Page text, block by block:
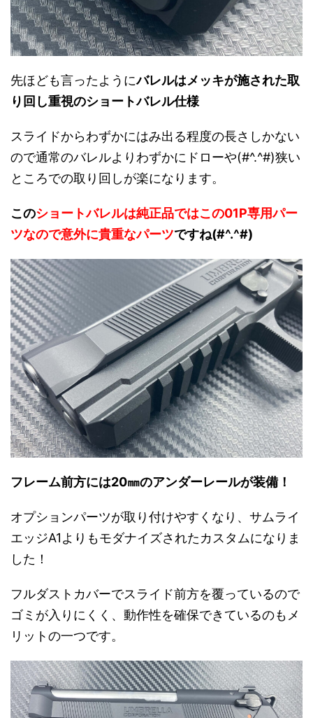
先ほども言ったようにバレルはメッキが施された取
り回し重視のショートバレル仕様
スライドからわずかにはみ出る程度の長さしかない
ので通常のバレルよりわずかにドローや(#^.^#)狭い
ところでの取り回しが楽になります。
このショートバレルは純正品ではこの01P専用パー
ツなので意外に貴重なパーツですね(#^.^#)
フレーム前方には20㎜のアンダーレールが装備！
オプションパーツが取り付けやすくなり、サムライ
エッジA1よりもモダナイズされたカスタムになりま
した！
フルダストカバーでスライド前方を覆っているので
ゴミが入りにくく、動作性を確保できているのもメ
リットの一つです。